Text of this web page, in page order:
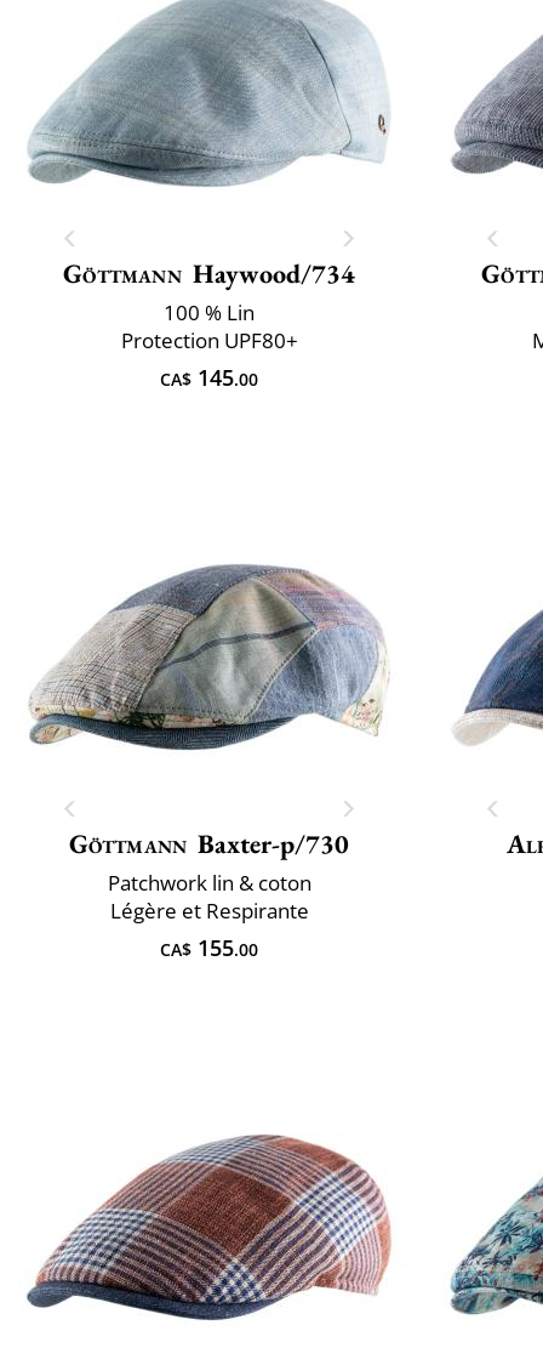
Göttmann Haywood/734
100 % Lin
Protection UPF80+
CA$ 145.00
Göttmann Baxter-p/730
Patchwork lin & coton
Légère et Respirante
CA$ 155.00